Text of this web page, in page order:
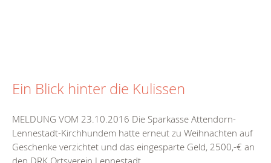
Ein Blick hinter die Kulissen
MELDUNG VOM 23.10.2016 Die Sparkasse Attendorn-
Lennestadt-Kirchhundem hatte erneut zu Weihnachten auf
Geschenke verzichtet und das eingesparte Geld, 2500,-€ an